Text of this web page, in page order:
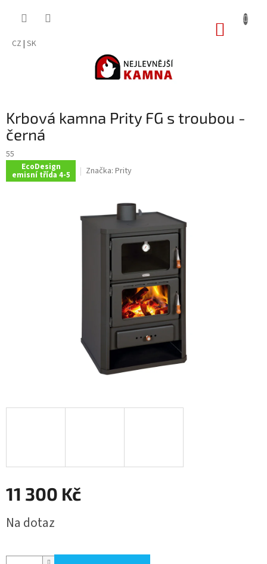
CZ | SK
Krbová kamna Prity FG s troubou -
černá
55
EcoDesign
emisní třída 4-5 Značka: Prity
11 300 Kč
cena:
Na dotaz